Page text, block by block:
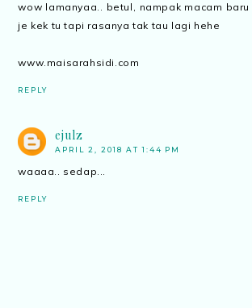
wow lamanyaa.. betul, nampak macam
je kek tu tapi rasanya tak tau lagi hehe
www.maisarahsidi.com
REPLY
ejulz
APRIL 2, 2018 AT 1:44 PM
waaaa.. sedap...
REPLY